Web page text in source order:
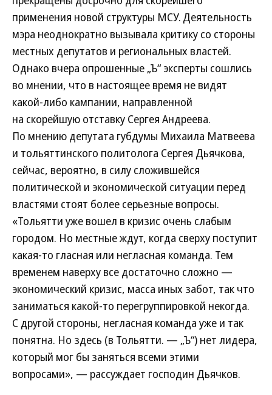
применения новой структуры МСУ. Деятельность
мэра неоднократно вызывала критику со стороны
местных депутатов и региональных властей.
Однако вчера опрошенные „Ъ“ эксперты сошлись
во мнении, что в настоящее время не видят
какой-либо кампании, направленной
на скорейшую отставку Сергея Андреева.
По мнению депутата губдумы Михаила Матвеева
и тольяттинского политолога Сергея Дьячкова,
сейчас, вероятно, в силу сложившейся
политической и экономической ситуации перед
властями стоят более серьезные вопросы.
«Тольятти уже вошел в кризис очень слабым
городом. Но местные ждут, когда сверху поступит
какая-то гласная или негласная команда. Тем
временем наверху все достаточно сложно —
экономический кризис, масса иных забот, так что
заниматься какой-то перегруппировкой некогда.
С другой стороны, негласная команда уже и так
понятна. Но здесь (в Тольятти. — „Ъ“) нет лидера,
который мог бы заняться всеми этими
вопросами», — рассуждает господин Дьячков.